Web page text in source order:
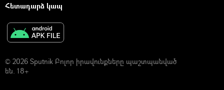
Հետադարձ կապ
© 2026 Sputnik Բոլոր իրավունքները պաշտպանված
են. 18+